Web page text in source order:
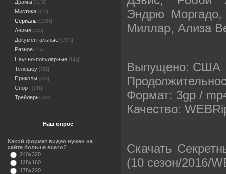
Драмы [3139]
Мистика [179]
Сериалы [1839]
Аниме [408]
Документальные [1573]
Разное [152]
Научно-популярные [144]
Телешоу [791]
Приколы [336]
Спорт [241]
Трейлеры [282]
Наш опрос
Какой формат видео нужен на
сайте больше всего?
240x320
128x160
178x220
Эндрю Моргадо,
Миллар, Ализа
Выпущено: США
Формат: 3gp /
Качество:
Скачать
(10 сезон/2016/